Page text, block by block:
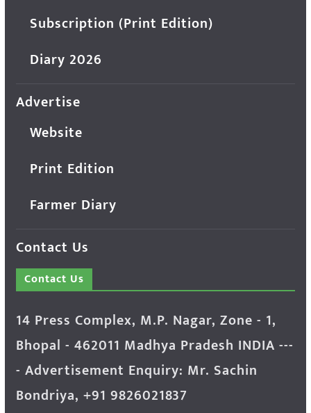
Subscription (Print Edition)
Diary 2026
Advertise
Website
Print Edition
Farmer Diary
Contact Us
Contact Us
14 Press Complex, M.P. Nagar, Zone - 1,
Bhopal - 462011 Madhya Pradesh INDIA ---
- Advertisement Enquiry: Mr. Sachin
Bondriya, +91 9826021837